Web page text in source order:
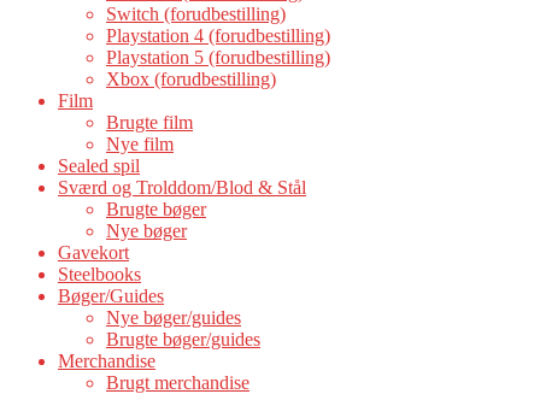
Switch (forudbestilling)
Playstation 4 (forudbestilling)
Playstation 5 (forudbestilling)
Xbox (forudbestilling)
Film
Brugte film
Nye film
Sealed spil
Sværd og Trolddom/Blod & Stål
Brugte bøger
Nye bøger
Gavekort
Steelbooks
Bøger/Guides
Nye bøger/guides
Brugte bøger/guides
Merchandise
Brugt merchandise